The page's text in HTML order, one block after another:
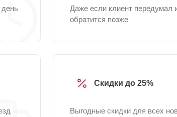
Даже если клиент передумал
обратится позже
Скидки до 25%
Выгодные скидки для всех